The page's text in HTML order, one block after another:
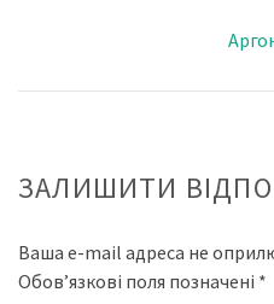
ЗАЛИШИТИ
Ваша e-mail адреса не
Обов’язкові поля позначені *